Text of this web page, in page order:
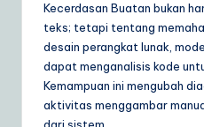
Kecerdasan Buatan bukan
teks; tetapi tentang
desain perangkat lunak,
dapat menganalisis kode
Kemampuan ini mengubah
aktivitas menggambar